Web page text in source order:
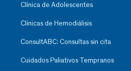
Clínica de Adolescentes
Clínicas de Hemodiálisis
ConsultABC: Consultas sin cita
Cuidados Paliativos Tempranos